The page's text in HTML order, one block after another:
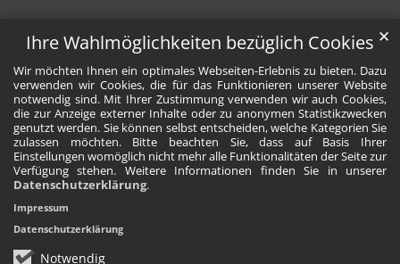
Ihre Wahlmöglichkeiten bezüglich Cookies
Wir möchten Ihnen ein optimales Webseiten-Erlebnis zu bieten. Dazu
verwenden wir Cookies, die für das Funktionieren unserer Website
notwendig sind. Mit Ihrer Zustimmung verwenden wir auch Cookies,
die zur Anzeige externer Inhalte oder zu anonymen Statistikzwecken
genutzt werden. Sie können selbst entscheiden, welche Kategorien Sie
zulassen möchten. Bitte beachten Sie, dass auf Basis Ihrer
Einstellungen womöglich nicht mehr alle Funktionalitäten der Seite zur
Verfügung stehen. Weitere Informationen finden Sie in unserer
Datenschutzerklärung.
Notwendig
✕
Impressum
Datenschutzerklärung